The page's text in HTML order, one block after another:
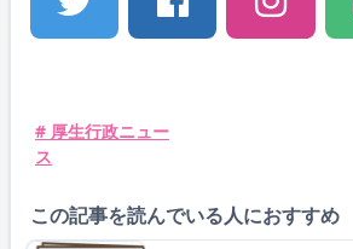
# 厚生行政ニュー
ス
この記事を読んでいる人におすすめ